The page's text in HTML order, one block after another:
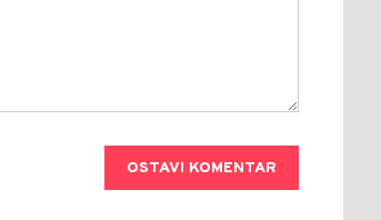
OSTAVI KOMENTAR